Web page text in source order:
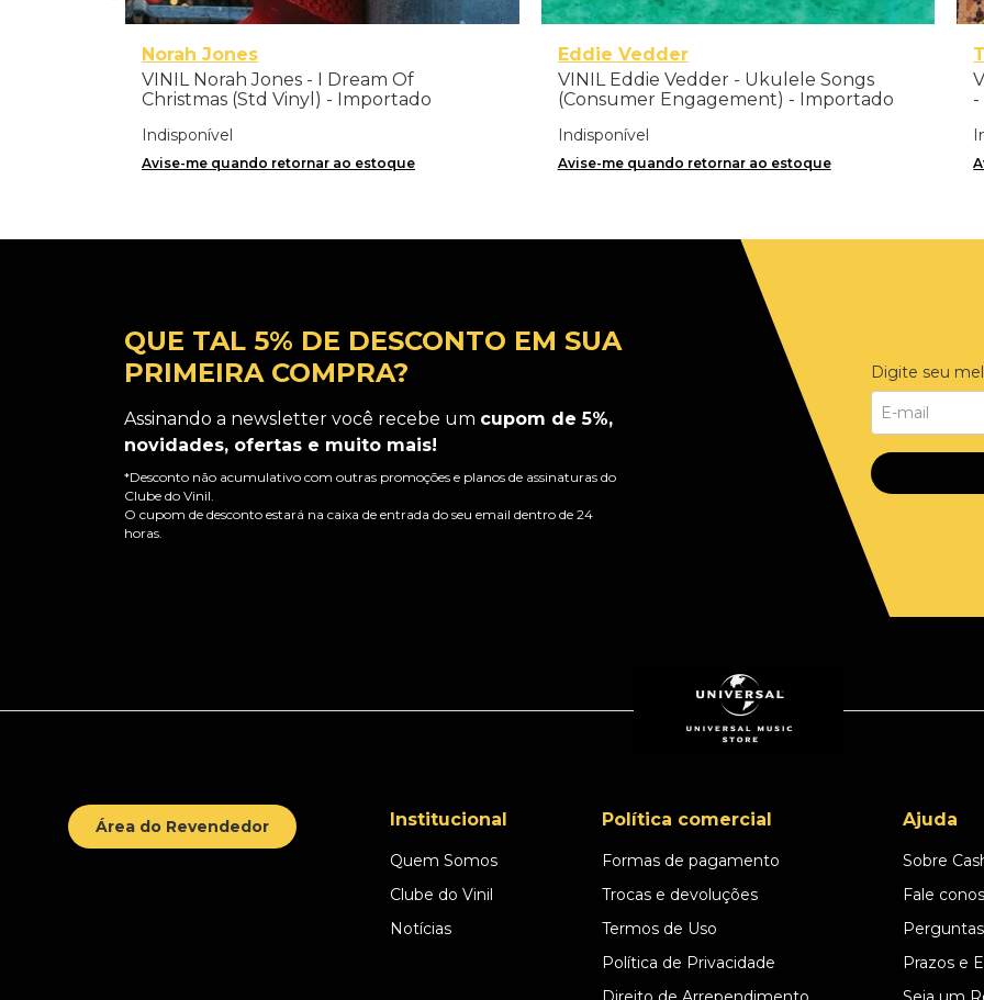
Norah Jones
VINIL Norah Jones - I Dream Of
Christmas (Std Vinyl) - Importado
Indisponível
Avise-me quando retornar ao estoque
Eddie Vedder
VINIL Eddie Vedder - Ukulele Songs
(Consumer Engagement) - Importado
Indisponível
Avise-me quando retornar ao estoque
QUE TAL 5% DE DESCONTO EM SUA
PRIMEIRA COMPRA?
Assinando a newsletter você recebe um cupom de 5%,
novidades, ofertas e muito mais!
*Desconto não acumulativo com outras promoções e planos de assinaturas do
Clube do Vinil.
O cupom de desconto estará na caixa de entrada do seu email dentro de 24
horas.
Digite seu
Área do Revendedor Institucional
Quem Somos
Clube do Vinil
Notícias
Política comercial
Formas de pagamento
Trocas e devoluções
Termos de Uso
Política de Privacidade
Ajuda
Sobre
Fale
Prazos e